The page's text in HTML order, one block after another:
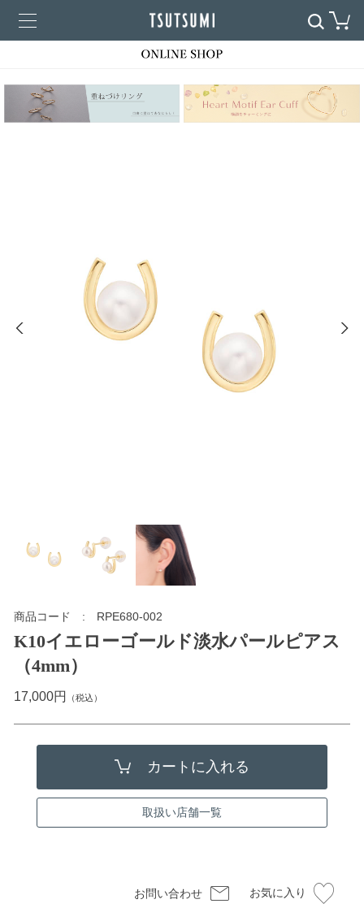
商品コード RPE680-002
K10イエローゴールド淡水パールピアス
（4mm）
17,000円 （税込）
取扱い店舗一覧
お問い合わせ お気に入り